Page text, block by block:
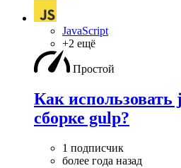
JavaScript
+2 ещё
Простой
Как использовать
сборке gulp?
1 подписчик
более года назад